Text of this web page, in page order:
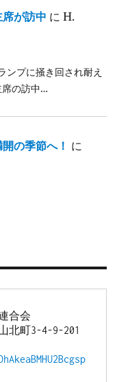
が訪中 にH.
ンプに掻き回され耐え
席の訪中…
の季節へ！ に
合会
北町3-4-9-201